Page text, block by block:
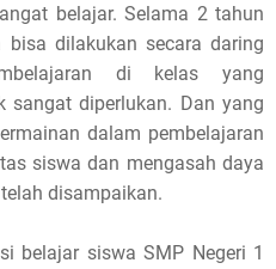
belajar. Selama 2 tahun
bisa dilakukan secara daring
di kelas yang
sangat diperlukan. Dan yang
dalam pembelajaran
siswa dan mengasah daya
disampaikan.
belajar siswa SMP Negeri 1